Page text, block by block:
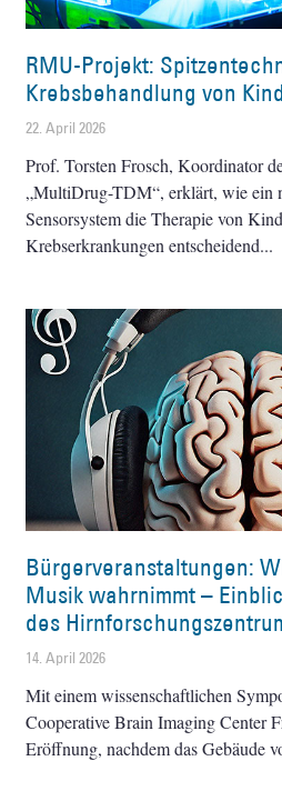
RMU-Projekt:
Krebsbehandlung von
22. April 2026
Prof. Torsten Frosch, Koordinator
„MultiDrug-TDM“, erklärt, wie ein
Sensorsystem die Therapie von
Krebserkrankungen entscheidend
Bürgerveranstaltungen:
Musik wahrnimmt –
des
14. April 2026
Mit einem wissenschaftlichen
Cooperative Brain Imaging Center
Eröffnung, nachdem das Gebäude